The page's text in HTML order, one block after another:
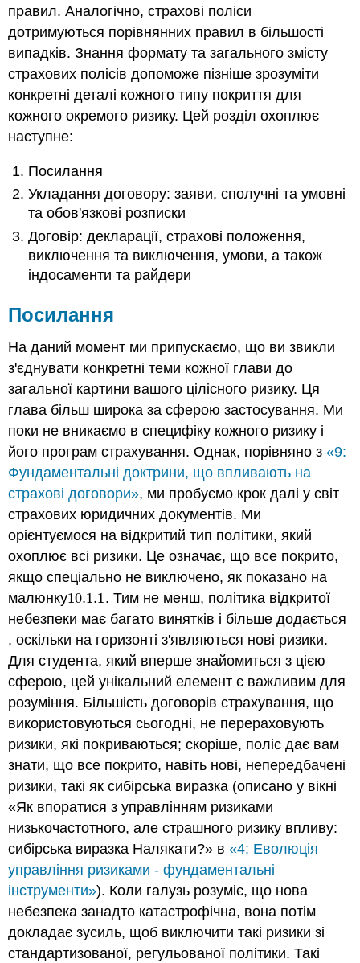
правил. Аналогічно, страхові поліси
дотримуються порівнянних правил в більшості
випадків. Знання формату та загального змісту
страхових полісів допоможе пізніше зрозуміти
конкретні деталі кожного типу покриття для
кожного окремого ризику. Цей розділ охоплює
наступне:
Посилання
Укладання договору: заяви, сполучні та умовні
та обов'язкові розписки
Договір: декларації, страхові положення,
виключення та виключення, умови, а також
індосаменти та райдери
Посилання
На даний момент ми припускаємо, що ви звикли
з'єднувати конкретні теми кожної глави до
загальної картини вашого цілісного ризику. Ця
глава більш широка за сферою застосування. Ми
поки не вникаємо в специфіку кожного ризику і
його програм страхування. Однак, порівняно з«9:
Фундаментальні доктрини, що впливають на
страхові договори», ми пробуємо крок далі у світ
страхових юридичних документів. Ми
орієнтуємося на відкритий тип політики, який
охоплює всі ризики. Це означає, що все покрито,
якщо спеціально не виключено, як показано на
малюнку10.1.1
10.1.1. Тим не менш, політика відкритої
небезпеки має багато винятків і більше додається
, оскільки на горизонті з'являються нові ризики.
Для студента, який вперше знайомиться з цією
сферою, цей унікальний елемент є важливим для
розуміння. Більшість договорів страхування, що
використовуються сьогодні, не перераховують
ризики, які покриваються; скоріше, поліс дає вам
знати, що все покрито, навіть нові, непередбачені
ризики, такі як сибірська виразка (описано у вікні
«Як впоратися з управлінням ризиками
низькочастотного, але страшного ризику впливу:
сибірська виразка Налякати?» в«4: Еволюція
управління ризиками - фундаментальні
інструменти»). Коли галузь розуміє, що нова
небезпека занадто катастрофічна, вона потім
докладає зусиль, щоб виключити такі ризики зі
стандартизованої, регульованої політики. Такі